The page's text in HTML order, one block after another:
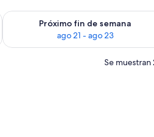
semana, ago 14 - ago 16
Próximo fin de semana
ago 21 - ago 23
Consulta la disponibilidad para el
Se muestran
un escritorio con silla, un televisor